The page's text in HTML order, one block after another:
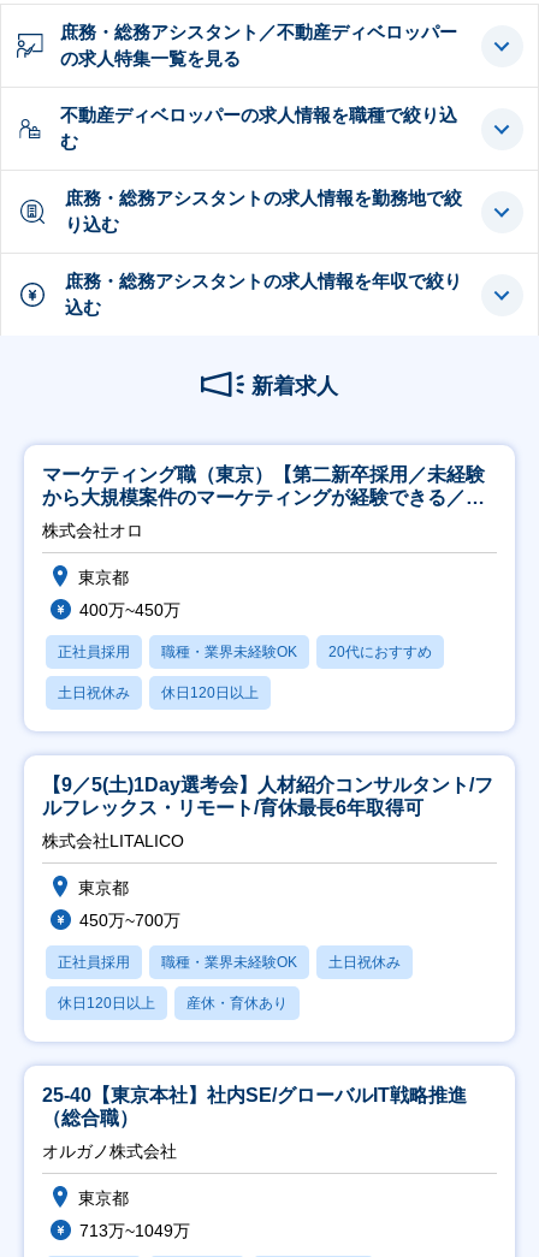
庶務・総務アシスタント／不動産ディベロッパー
の求人特集一覧を見る
不動産ディベロッパーの求人情報を職種で絞り込
む
庶務・総務アシスタントの求人情報を勤務地で絞
り込む
庶務・総務アシスタントの求人情報を年収で絞り
込む
新着求人
マーケティング職（東京）【第二新卒採用／未経験
から大規模案件のマーケティングが経験できる／研
修充実】
株式会社オロ
東京都
400万~450万
正社員採用 職種・業界未経験OK 20代におすすめ
土日祝休み 休日120日以上
【9／5(土)1Day選考会】人材紹介コンサルタント/フ
ルフレックス・リモート/育休最長6年取得可
株式会社LITALICO
東京都
450万~700万
正社員採用 職種・業界未経験OK 土日祝休み
休日120日以上 産休・育休あり
25-40【東京本社】社内SE/グローバルIT戦略推進
（総合職）
オルガノ株式会社
東京都
713万~1049万